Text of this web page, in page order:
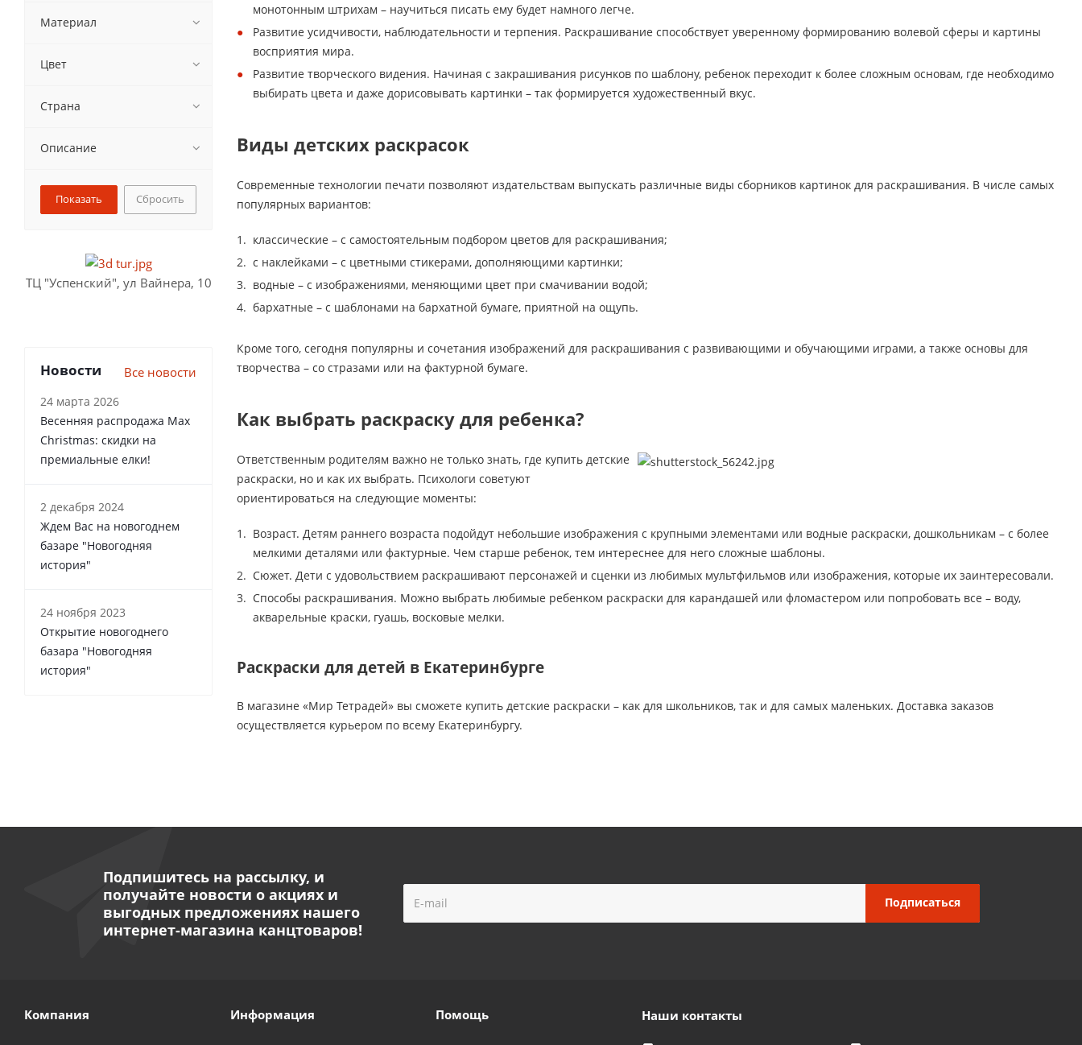
монотонным штрихам – научиться писать ему будет намного легче.
Развитие усидчивости, наблюдательности и терпения. Раскрашивание способствует уверенному формированию волевой сферы и картины
восприятия мира.
Развитие творческого видения. Начиная с закрашивания рисунков по шаблону, ребенок переходит к более сложным основам, где необходимо
выбирать цвета и даже дорисовывать картинки – так формируется художественный вкус.
Виды детских раскрасок
Современные технологии печати позволяют издательствам выпускать различные виды сборников картинок для раскрашивания. В числе самых
популярных вариантов:
классические – с самостоятельным подбором цветов для раскрашивания;
с наклейками – с цветными стикерами, дополняющими картинки;
водные – с изображениями, меняющими цвет при смачивании водой;
бархатные – с шаблонами на бархатной бумаге, приятной на ощупь.
Кроме того, сегодня популярны и сочетания изображений для раскрашивания с развивающими и обучающими играми, а также основы для
творчества – со стразами или на фактурной бумаге.
Как выбрать раскраску для ребенка?
Ответственным родителям важно не только знать, где купить детские
раскраски, но и как их выбрать. Психологи советуют
ориентироваться на следующие моменты:
Возраст. Детям раннего возраста подойдут небольшие изображения с крупными элементами или водные раскраски, дошкольникам – с более
мелкими деталями или фактурные. Чем старше ребенок, тем интереснее для него сложные шаблоны.
Сюжет. Дети с удовольствием раскрашивают персонажей и сценки из любимых мультфильмов или изображения, которые их заинтересовали.
Способы раскрашивания. Можно выбрать любимые ребенком раскраски для карандашей или фломастером или попробовать все – воду,
акварельные краски, гуашь, восковые мелки.
Раскраски для детей в Екатеринбурге
В магазине «Мир Тетрадей» вы сможете купить детские раскраски – как для школьников, так и для самых маленьких. Доставка заказов
осуществляется курьером по всему Екатеринбургу.
Материал
Цвет
Страна
Описание
Сбросить
ТЦ "Успенский", ул Вайнера, 10
Новости Все новости
24 марта 2026
Весенняя распродажа Max
Christmas: скидки на
премиальные елки!
2 декабря 2024
Ждем Вас на новогоднем
базаре "Новогодняя
история"
24 ноября 2023
Открытие новогоднего
базара "Новогодняя
история"
Подпишитесь на рассылку, и
получайте новости о акциях и
выгодных предложениях нашего
интернет-магазина канцтоваров!
Компания Информация Помощь Наши контакты